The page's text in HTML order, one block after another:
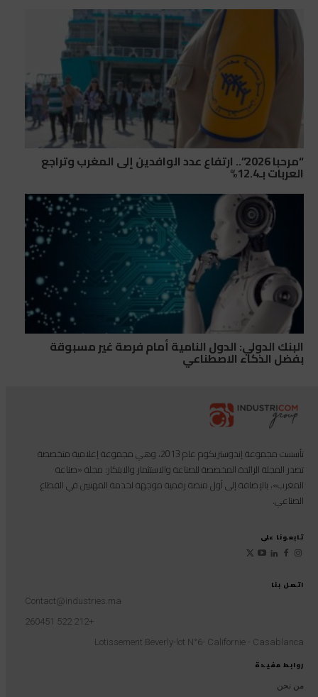
“مرحبا 2026”.. ارتفاع عدد الوافدين إلى المغرب وتراجع
العربات بـ12.4%
البنك الدولي: الدول النامية أمام فرصة غير مسبوقة
بفضل الذكاء الاصطناعي
روابط مفيدة
من نحن
اتصل بنا
Contact@industries.ma
+212 522 260451
Lotissement Beverly-lot N°6- Californie - Casablanca
تأسست مجموعة إندوستريكوم عام 2013، وهي مجموعة إعلامية متخصصة
تصدر المجلة الرائدة المخصصة للصناعة والاستثمار والابتكار: مجلة «صناعة
المغرب»، بالإضافة إلى أول منصة رقمية موجهة لخدمة المهنيين في القطاع
الصناعي.
تابعونا على